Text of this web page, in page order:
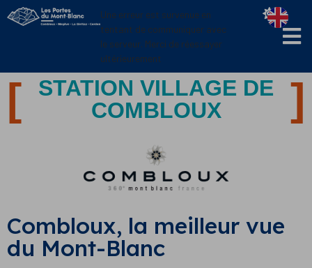
Panneau de gestion des cookiesUne erreur est survenue en
tentant de communiquer avec
le serveur. Merci de réessayer
ultérieurement
STATION VILLAGE DE
COMBLOUX
Combloux, la meilleur vue
du Mont-Blanc